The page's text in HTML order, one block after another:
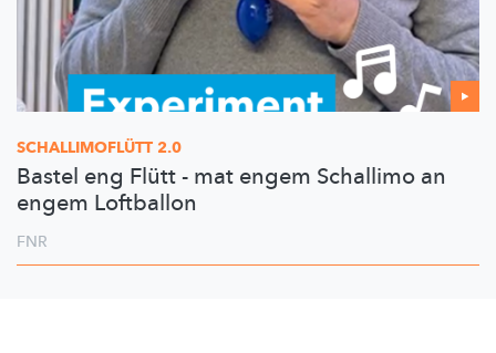
SCHALLIMOFLÜTT 2.0
Bastel eng Flütt - mat engem Schallimo an
engem Loftballon
FNR